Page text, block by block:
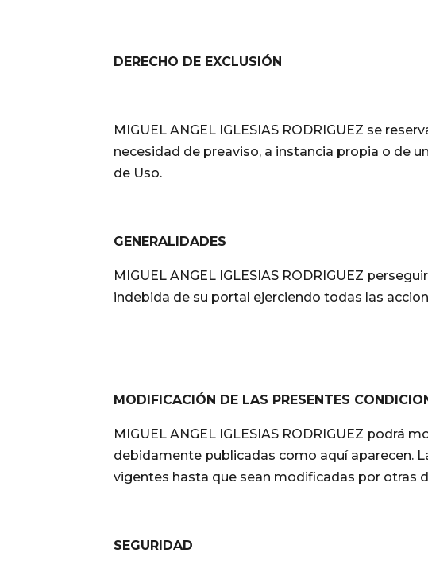
DERECHO DE EXCLUSIÓN
MIGUEL ANGEL IGLESIAS RODRIGUEZ se
necesidad de preaviso, a instancia propia o de
de Uso.
GENERALIDADES
MIGUEL ANGEL IGLESIAS RODRIGUEZ
indebida de su portal ejerciendo todas las
MODIFICACIÓN DE LAS PRESENTES
MIGUEL ANGEL IGLESIAS RODRIGUEZ
debidamente publicadas como aquí aparecen.
vigentes hasta que sean modificadas por otras
SEGURIDAD